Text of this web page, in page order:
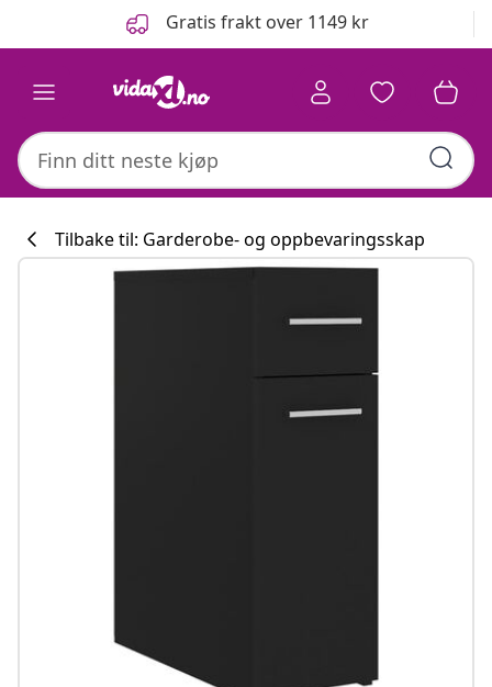
Gratis frakt over 1149 kr
Tilbake til: Garderobe- og oppbevaringsskap